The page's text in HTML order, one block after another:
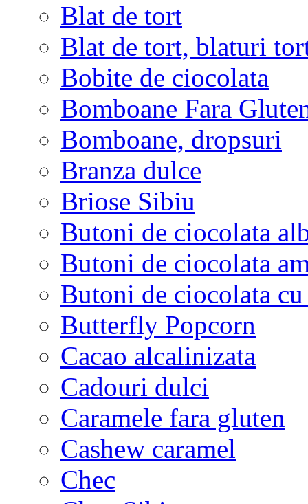
Blat de tort
Blat de tort, blaturi
Bobite de ciocolata
Bomboane Fara
Bomboane, dropsuri
Branza dulce
Briose Sibiu
Butoni de ciocolata
Butoni de ciocolata
Butoni de ciocolata
Butterfly Popcorn
Cacao alcalinizata
Cadouri dulci
Caramele fara gluten
Cashew caramel
Chec